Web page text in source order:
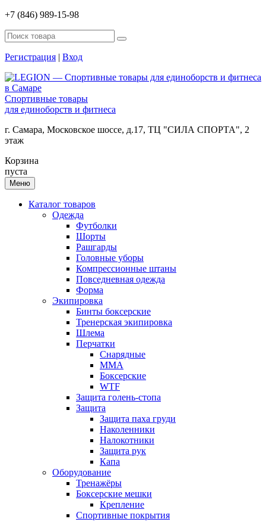
+7 (846) 989-15-98
Регистрация | Вход
Спортивные товары
для единоборств и фитнеса
г. Самара, Московское шоссе, д.17, ТЦ "СИЛА СПОРТА", 2
этаж
Корзина
пуста
Меню
Каталог товаров
Одежда
Футболки
Шорты
Рашгарды
Головные уборы
Компрессионные штаны
Повседневная одежда
Форма
Экипировка
Бинты боксерские
Тренерская экипировка
Шлема
Перчатки
Снарядные
ММА
Боксерские
WTF
Защита голень-стопа
Защита
Защита паха груди
Наколенники
Налокотники
Защита рук
Капа
Оборудование
Тренажёры
Боксерские мешки
Крепление
Спортивные покрытия